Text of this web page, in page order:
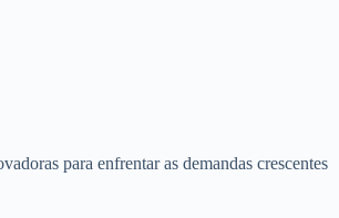
para enfrentar as demandas crescentes